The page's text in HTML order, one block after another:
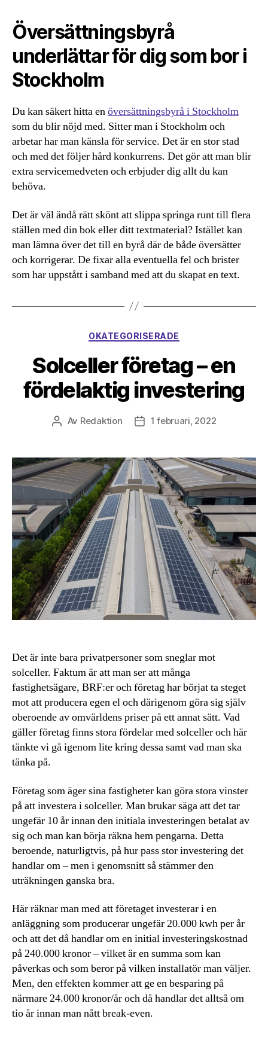
Översättningsbyrå
underlättar för dig som bor i
Stockholm
Du kan säkert hitta enöversättningsbyrå i Stockholm
som du blir nöjd med. Sitter man i Stockholm och
arbetar har man känsla för service. Det är en stor stad
och med det följer hård konkurrens. Det gör att man blir
extra servicemedveten och erbjuder dig allt du kan
behöva.
Det är väl ändå rätt skönt att slippa springa runt till flera
ställen med din bok eller ditt textmaterial? Istället kan
man lämna över det till en byrå där de både översätter
och korrigerar. De fixar alla eventuella fel och brister
som har uppstått i samband med att du skapat en text.
Kategorier
OKATEGORISERADE
Solceller företag – en
fördelaktig investering
Inläggsförfattare
Av Redaktion Inläggsdatum
1 februari, 2022
Det är inte bara privatpersoner som sneglar mot
solceller. Faktum är att man ser att många
fastighetsägare, BRF:er och företag har börjat ta steget
mot att producera egen el och därigenom göra sig själv
oberoende av omvärldens priser på ett annat sätt. Vad
gäller företag finns stora fördelar med solceller och här
tänkte vi gå igenom lite kring dessa samt vad man ska
tänka på.
Företag som äger sina fastigheter kan göra stora vinster
på att investera i solceller. Man brukar säga att det tar
ungefär 10 år innan den initiala investeringen betalat av
sig och man kan börja räkna hem pengarna. Detta
beroende, naturligtvis, på hur pass stor investering det
handlar om – men i genomsnitt så stämmer den
uträkningen ganska bra.
Här räknar man med att företaget investerar i en
anläggning som producerar ungefär 20.000 kwh per år
och att det då handlar om en initial investeringskostnad
på 240.000 kronor – vilket är en summa som kan
påverkas och som beror på vilken installatör man väljer.
Men, den effekten kommer att ge en besparing på
närmare 24.000 kronor/år och då handlar det alltså om
tio år innan man nått break-even.